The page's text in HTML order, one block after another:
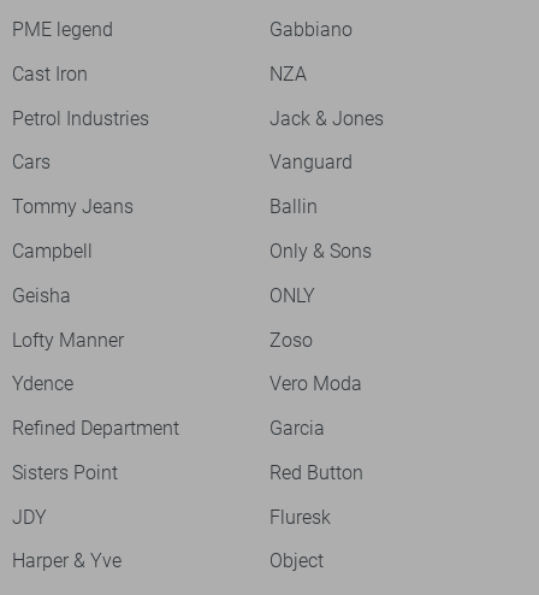
PME legend
Gabbiano
Cast Iron
NZA
Petrol Industries
Jack & Jones
Cars
Vanguard
Tommy Jeans
Ballin
Campbell
Only & Sons
Geisha
ONLY
Lofty Manner
Zoso
Ydence
Vero Moda
Refined Department
Garcia
Sisters Point
Red Button
JDY
Fluresk
Harper & Yve
Object